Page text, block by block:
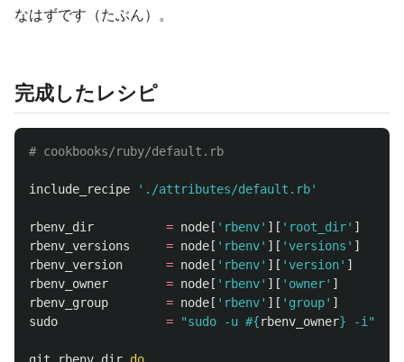
なはずです（たぶん）。
完成したレシピ
# cookbooks/ruby/default.rb
include_recipe './attributes/default.rb'
rbenv_dir = node [ 'rbenv' ][ 'root_dir' ]
rbenv_versions
= node [ 'rbenv' ][ 'versions' ]
rbenv_version
= node [ 'rbenv' ][ 'version' ]
rbenv_owner
= node [ 'rbenv' ][ 'owner' ]
rbenv_group
= node [ 'rbenv' ][ 'group' ]
sudo
= "sudo -u #{rbenv_owner} -i"